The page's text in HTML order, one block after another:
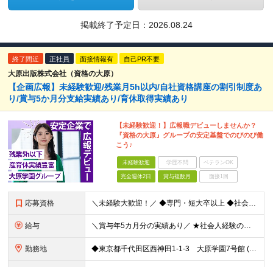
掲載終了予定日： 2026.08.24
終了間近 正社員 面接情報有 自己PR不要
大原出版株式会社（資格の大原）
【企画広報】未経験歓迎/残業月5h以内/自社資格講座の割引制度あ
り/賞与5か月分支給実績あり/育休取得実績あり
【未経験歓迎！】広報職デビューしませんか？
『資格の大原』グループの安定基盤でのびのび働
こう♪
未経験歓迎 学歴不問 ベテランOK
完全週休2日 賞与複数月 面接1回
応募資格 ＼未経験大歓迎！／ ◆専門・短大卒以上 ◆社会人経験がある方 いろいろやってみたい！という意欲があればOK◎
給与 ＼賞与年5カ月分の実績あり／ ★社会人経験の年数に応じて給与アップ！ ★実績に応じたベースアップも年1回実施しています ★資格等をお持ちの方は、月給40万円可能！ 【想定年収】400～800万円
勤務地 ◆東京都千代田区西神田1-1-3 大原学園7号館 (変更の範囲)上記を除く当社関連勤務地